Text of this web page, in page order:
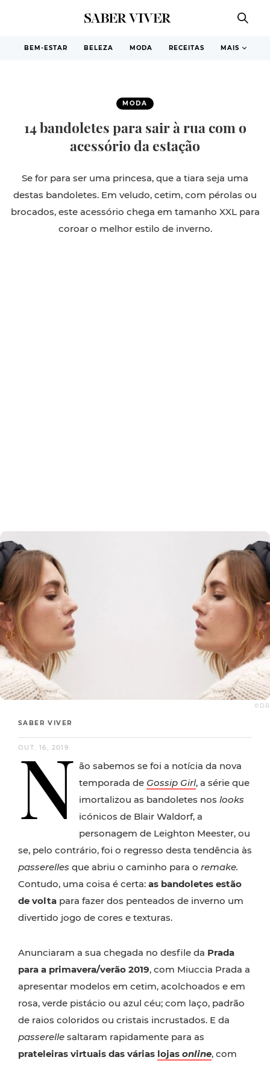
BEM-ESTAR BELEZA MODA RECEITAS MAIS
MODA
14 bandoletes para sair à rua com o
acessório da estação
Se for para ser uma princesa, que a tiara seja uma
destas bandoletes. Em veludo, cetim, com pérolas ou
brocados, este acessório chega em tamanho XXL para
coroar o melhor estilo de inverno.
© D.R.
SABER VIVER
OUT. 16, 2019
N ão sabemos se foi a notícia da nova
temporada de Gossip Girl, a série que
imortalizou as bandoletes nos looks
icónicos de Blair Waldorf, a
personagem de Leighton Meester, ou
se, pelo contrário, foi o regresso desta tendência às
passerelles que abriu o caminho para o remake.
Contudo, uma coisa é certa: as bandoletes estão
de volta para fazer dos penteados de inverno um
divertido jogo de cores e texturas.
Anunciaram a sua chegada no desfile da Prada
para a primavera/verão 2019, com Miuccia Prada a
apresentar modelos em cetim, acolchoados e em
rosa, verde pistácio ou azul céu; com laço, padrão
de raios coloridos ou cristais incrustados. E da
passerelle saltaram rapidamente para as
prateleiras virtuais das várias lojas online, com